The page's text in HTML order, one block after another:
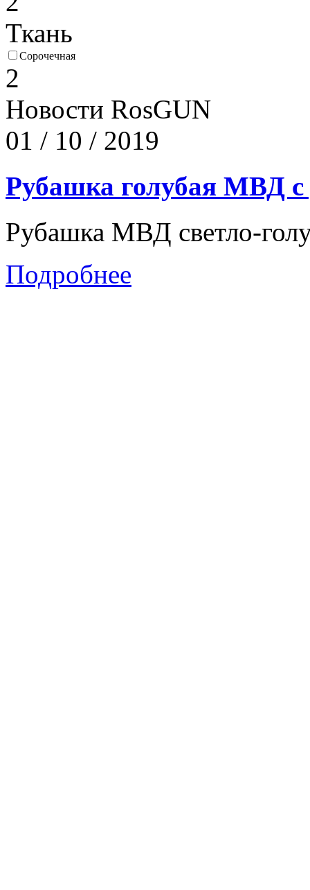
Ткань
Сорочечная
2
Новости RosGUN
01 / 10 / 2019
Рубашка голубая МВД
Рубашка МВД светло-
Подробнее